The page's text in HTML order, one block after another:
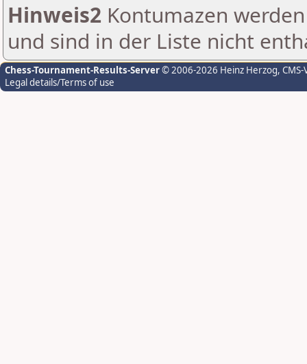
Hinweis2 Kontumazen
und sind in der Liste nicht
Chess-Tournament-Results-Server© 2006-2026 Heinz Herzog,
Legal details/Terms of use